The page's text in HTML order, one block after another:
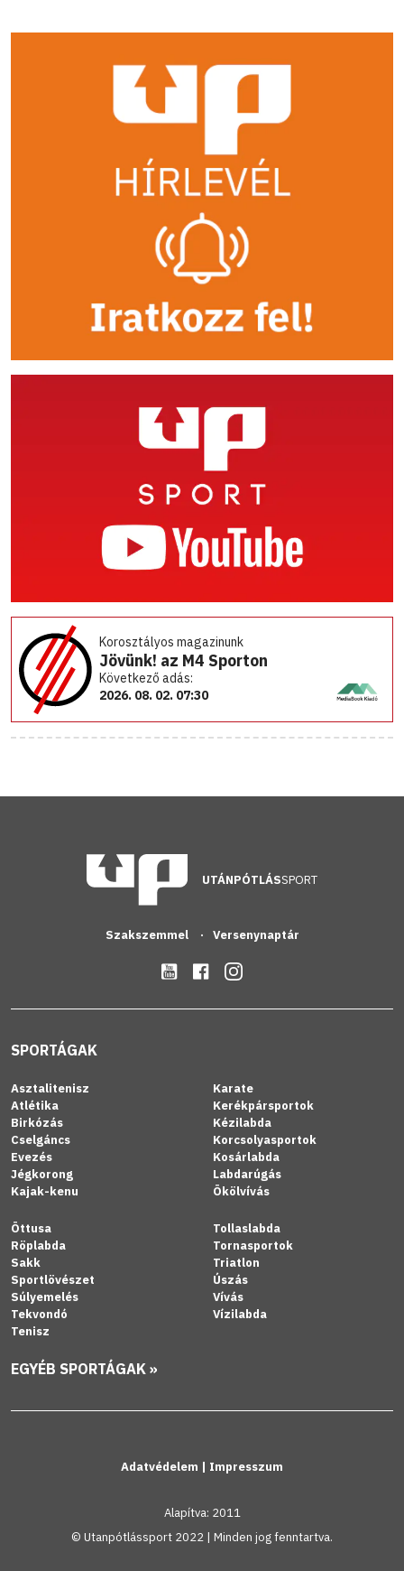
Korosztályos magazinunk
Jövünk! az M4 Sporton
Következő adás:
2026. 08. 02. 07:30
UTÁNPÓTLÁSSPORT
Szakszemmel Versenynaptár
SPORTÁGAK
Asztalitenisz
Atlétika
Birkózás
Cselgáncs
Evezés
Jégkorong
Kajak-kenu
Karate
Kerékpársportok
Kézilabda
Korcsolyasportok
Kosárlabda
Labdarúgás
Ökölvívás
Öttusa
Röplabda
Sakk
Sportlövészet
Súlyemelés
Tekvondó
Tenisz
Tollaslabda
Tornasportok
Triatlon
Úszás
Vívás
Vízilabda
EGYÉB SPORTÁGAK »
Adatvédelem | Impresszum
Alapítva: 2011
© Utanpótlássport 2022 | Minden jog fenntartva.